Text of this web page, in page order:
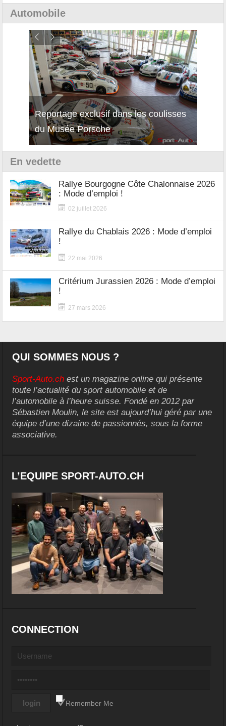
Automobile
Reportage exclusif dans les coulisses
du Musée Porsche
En vedette
Rallye Bourgogne Côte Chalonnaise 2026
: Mode d’emploi !
02 juillet 2026
Rallye du Chablais 2026 : Mode d’emploi
!
22 mai 2026
Critérium Jurassien 2026 : Mode d’emploi
!
27 mars 2026
QUI SOMMES NOUS ?
Sport-Auto.ch est un magazine online qui présente
toute l’actualité du sport automobile et de
l’automobile à l’heure suisse. Fondé en 2012 par
Sébastien Moulin, le site est aujourd’hui géré par une
équipe d’une dizaine de passionnés, sous la forme
associative.
L’EQUIPE SPORT-AUTO.CH
CONNECTION
Remember Me